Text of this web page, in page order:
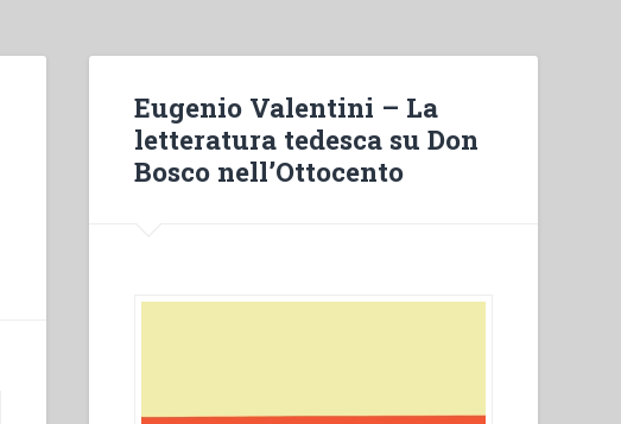
Eugenio Valentini – La
letteratura tedesca su Don
Bosco nell’Ottocento